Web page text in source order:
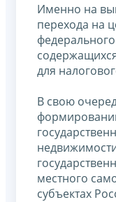
Именно на
перехода на
для
В свою
местного
субъектах